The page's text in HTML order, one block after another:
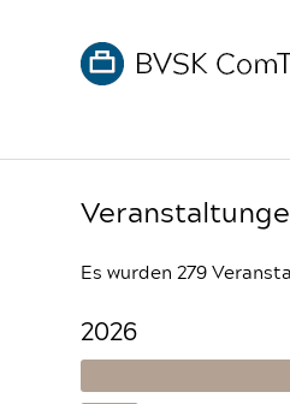
Es wurden 279
2026